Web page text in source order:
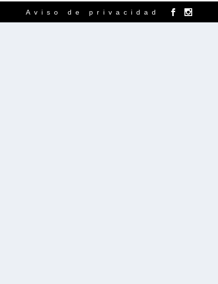
Aviso de privacidad